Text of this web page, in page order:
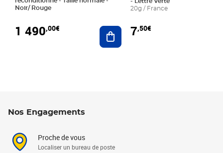
Noir/ Rouge
1 490,00€ Ajouter au panier
20g / France
7,50€
Nos Engagements
Proche de vous
Localiser un bureau de poste